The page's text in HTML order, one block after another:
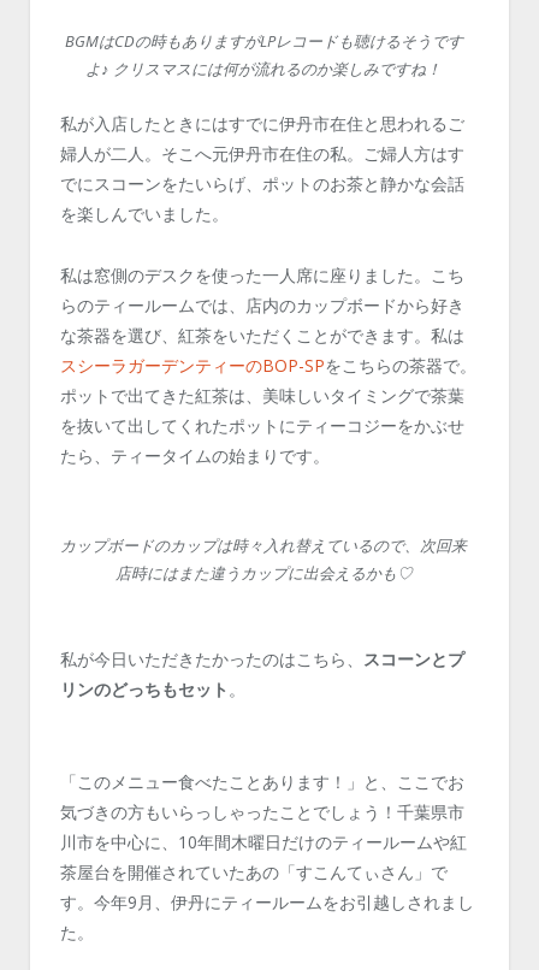
BGMはCDの時もありますがLPレコードも聴けるそうです
よ♪ クリスマスには何が流れるのか楽しみですね！
私が入店したときにはすでに伊丹市在住と思われるご
婦人が二人。そこへ元伊丹市在住の私。ご婦人方はす
でにスコーンをたいらげ、ポットのお茶と静かな会話
を楽しんでいました。
私は窓側のデスクを使った一人席に座りました。こち
らのティールームでは、店内のカップボードから好き
な茶器を選び、紅茶をいただくことができます。私は
スシーラガーデンティーのBOP-SPをこちらの茶器で。
ポットで出てきた紅茶は、美味しいタイミングで茶葉
を抜いて出してくれたポットにティーコジーをかぶせ
たら、ティータイムの始まりです。
カップボードのカップは時々入れ替えているので、次回来
店時にはまた違うカップに出会えるかも♡
私が今日いただきたかったのはこちら、 スコーンとプ
リンのどっちもセット 。
「このメニュー食べたことあります！」と、ここでお
気づきの方もいらっしゃったことでしょう！千葉県市
川市を中心に、10年間木曜日だけのティールームや紅
茶屋台を開催されていたあの「すこんてぃさん」で
す。今年9月、伊丹にティールームをお引越しされまし
た。